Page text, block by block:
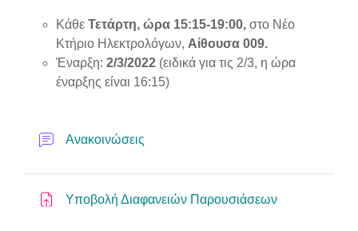
Κάθε Τετάρτη, ώρα 15:15-19:00, στο Νέο
Κτήριο Ηλεκτρολόγων, Αίθουσα 009.
Έναρξη: 2/3/2022 (ειδικά για τις 2/3, η ώρα
έναρξης είναι 16:15)
Ανακοινώσεις
Υποβολή Διαφανειών ΠαρουσιάσεωνAssignment